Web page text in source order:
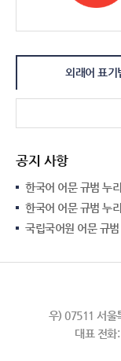
외래어 표기
공지 사항
한국어 어문 규범 누
한국어 어문 규범 누
국립국어원 어문 규
우) 07511 서울
대표 전